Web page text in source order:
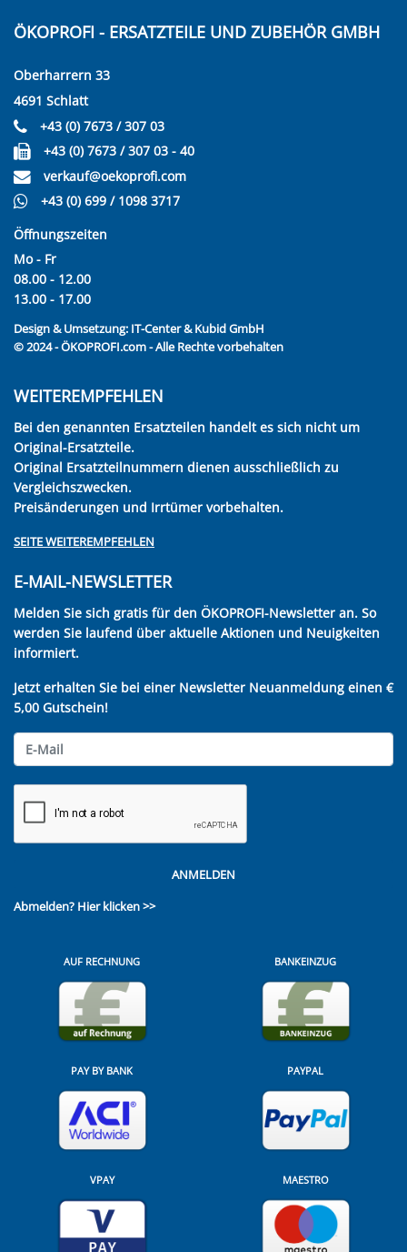
ÖKOPROFI - ERSATZTEILE UND ZUBEHÖR GMBH
Oberharrern 33
4691 Schlatt
+43 (0) 7673 / 307 03
+43 (0) 7673 / 307 03 - 40
verkauf@oekoprofi.com
+43 (0) 699 / 1098 3717
Öffnungszeiten
Mo - Fr
08.00 - 12.00
13.00 - 17.00
Design & Umsetzung: IT-Center & Kubid GmbH
© 2024 - ÖKOPROFI.com - Alle Rechte vorbehalten
WEITEREMPFEHLEN
Bei den genannten Ersatzteilen handelt es sich nicht um
Original-Ersatzteile.
Original Ersatzteilnummern dienen ausschließlich zu
Vergleichszwecken.
Preisänderungen und Irrtümer vorbehalten.
SEITE WEITEREMPFEHLEN
E-MAIL-NEWSLETTER
Melden Sie sich gratis für den ÖKOPROFI-Newsletter an. So
werden Sie laufend über aktuelle Aktionen und Neuigkeiten
informiert.
Jetzt erhalten Sie bei einer Newsletter Neuanmeldung einen €
5,00 Gutschein!
ANMELDEN
Abmelden? Hier klicken >>
AUF RECHNUNG BANKEINZUG
PAY BY BANK PAYPAL
VPAY MAESTRO